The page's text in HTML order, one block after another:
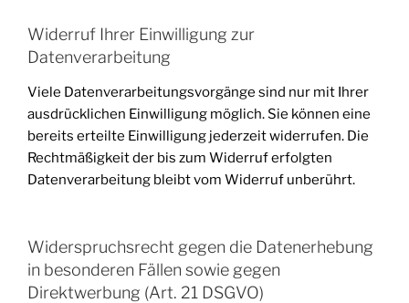
Widerruf Ihrer Einwilligung zur
Datenverarbeitung
Viele Datenverarbeitungsvorgänge sind nur mit Ihrer
ausdrücklichen Einwilligung möglich. Sie können eine
bereits erteilte Einwilligung jederzeit widerrufen. Die
Rechtmäßigkeit der bis zum Widerruf erfolgten
Datenverarbeitung bleibt vom Widerruf unberührt.
Widerspruchsrecht gegen die Datenerhebung
in besonderen Fällen sowie gegen
Direktwerbung (Art. 21 DSGVO)